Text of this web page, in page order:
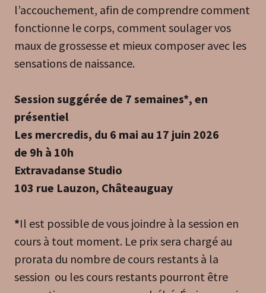
l’accouchement, afin de comprendre comment
fonctionne le corps, comment soulager vos
maux de grossesse et mieux composer avec les
sensations de naissance.
Session suggérée de 7 semaines*, en
présentiel
Les mercredis, du 6 mai au 17 juin 2026
de 9h à 10h
Extravadanse Studio
103 rue Lauzon, Châteauguay
*Il est possible de vous joindre à la session en
cours à tout moment. Le prix sera chargé au
prorata du nombre de cours restants à la
session ou les cours restants pourront être